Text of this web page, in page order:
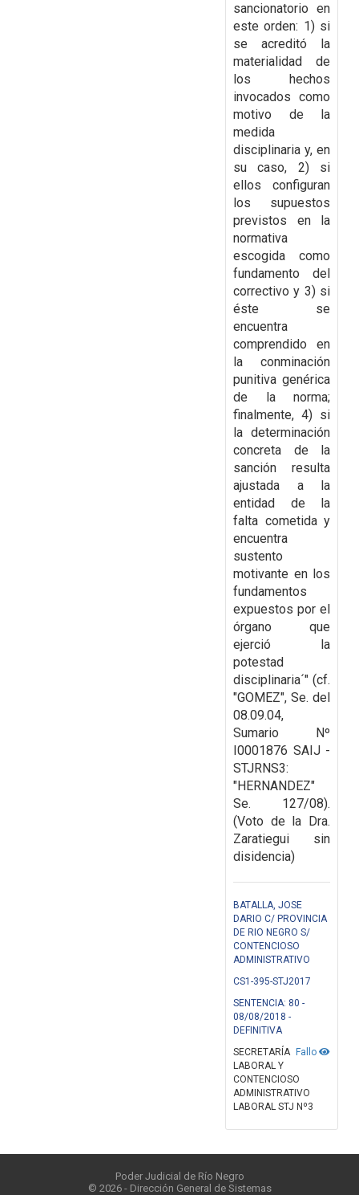
sancionatorio en
este orden: 1) si
se acreditó la
materialidad de
los hechos
invocados como
motivo de la
medida
disciplinaria y, en
su caso, 2) si
ellos configuran
los supuestos
previstos en la
normativa
escogida como
fundamento del
correctivo y 3) si
éste se
encuentra
comprendido en
la conminación
punitiva genérica
de la norma;
finalmente, 4) si
la determinación
concreta de la
sanción resulta
ajustada a la
entidad de la
falta cometida y
encuentra
sustento
motivante en los
fundamentos
expuestos por el
órgano que
ejerció la
potestad
disciplinaria´" (cf.
"GOMEZ", Se. del
08.09.04,
Sumario Nº
I0001876 SAIJ -
STJRNS3:
"HERNANDEZ"
Se. 127/08).
(Voto de la Dra.
Zaratiegui sin
disidencia)
BATALLA, JOSE
DARIO C/ PROVINCIA
DE RIO NEGRO S/
CONTENCIOSO
ADMINISTRATIVO
CS1-395-STJ2017
SENTENCIA: 80 -
08/08/2018 -
DEFINITIVA
Fallo
SECRETARÍA
LABORAL Y
CONTENCIOSO
ADMINISTRATIVO
LABORAL STJ Nº3